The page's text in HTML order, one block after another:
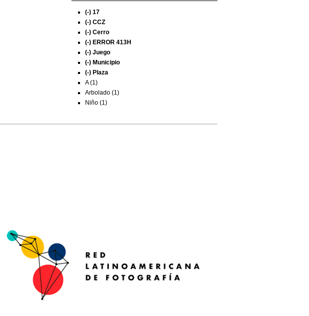
(-) 17
(-) CCZ
(-) Cerro
(-) ERROR 413H
(-) Juego
(-) Municipio
(-) Plaza
A (1)
Arbolado (1)
Niño (1)